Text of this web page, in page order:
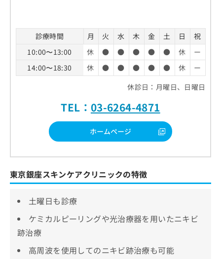
診療時間 月 火 水 木 金 土 日
祝
10:00〜13:00
休 ● ● ● ● ● 休
ー
14:00〜18:30
休 ● ● ● ● ● 休
ー
休診日：月曜日、日曜日
TEL： 03-6264-4871
ホームページ
東京銀座スキンケアクリニックの特徴
土曜日も診療
ケミカルピーリングや光治療器を用いたニキビ
跡治療
高周波を使用してのニキビ跡治療も可能